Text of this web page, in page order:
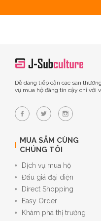
Dễ dàng tiếp cận các sàn
vụ mua hộ đáng tin cậy chỉ với
MUA SẮM CÙNG
CHÚNG TÔI
Dịch vụ mua hộ
Đấu giá đại diện
Direct Shopping
Easy Order
Khám phá thị trường